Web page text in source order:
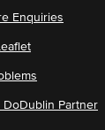
Enquiries
DoDublin Partner